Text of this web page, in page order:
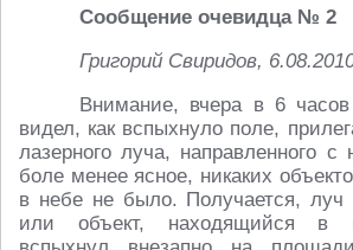
Сообщение очевидца № 2
Григорий Свиридов,
Внимание, вчера в 6
видел, как вспыхнуло поле,
лазерного луча, направленного
боле менее ясное, никаких
в небе не было. Получается, луч
или объект, находящийся в